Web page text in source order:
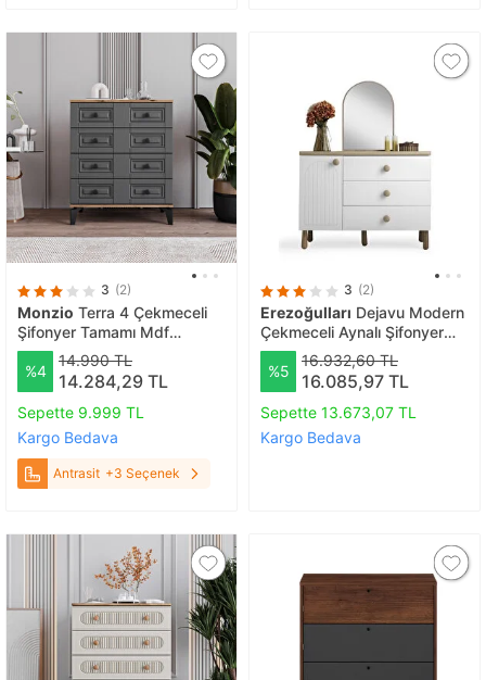
3 (2)
Monzio Terra 4 Çekmeceli
Şifonyer Tamamı Mdf
(antrasit) Antrasit
%4
14.990 TL
14.284,29 TL
Sepette 9.999 TL
Kargo Bedava
Antrasit +3 Seçenek
3 (2)
Erezoğulları Dejavu Modern
Çekmeceli Aynalı Şifonyer
120cm
%5
16.932,60 TL
16.085,97 TL
Sepette 13.673,07 TL
Kargo Bedava